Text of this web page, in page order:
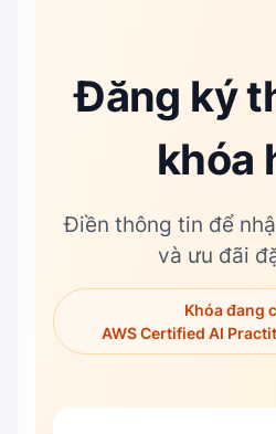
Đăng ký
khóa
Điền thông tin để
và ưu đãi
Khóa đang
AWS Certified AI